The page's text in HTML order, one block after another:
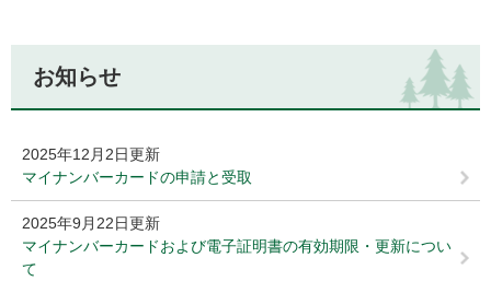
お知らせ
2025年12月2日更新
マイナンバーカードの申請と受取
2025年9月22日更新
マイナンバーカードおよび電子証明書の有効期限・更新につい
て